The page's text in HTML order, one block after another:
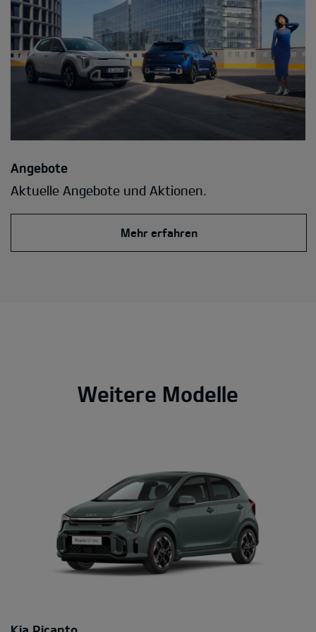
Angebote
Aktuelle Angebote und Aktionen.
Mehr erfahren
Weitere Modelle